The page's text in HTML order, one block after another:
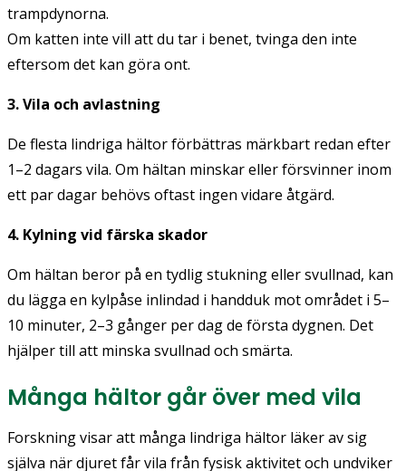
trampdynorna.
Om katten inte vill att du tar i benet, tvinga den inte
eftersom det kan göra ont.
3. Vila och avlastning
De flesta lindriga hältor förbättras märkbart redan efter
1–2 dagars vila. Om hältan minskar eller försvinner inom
ett par dagar behövs oftast ingen vidare åtgärd.
4. Kylning vid färska skador
Om hältan beror på en tydlig stukning eller svullnad, kan
du lägga en kylpåse inlindad i handduk mot området i 5–
10 minuter, 2–3 gånger per dag de första dygnen. Det
hjälper till att minska svullnad och smärta.
Många hältor går över med vila
Forskning visar att många lindriga hältor läker av sig
själva när djuret får vila från fysisk aktivitet och undviker